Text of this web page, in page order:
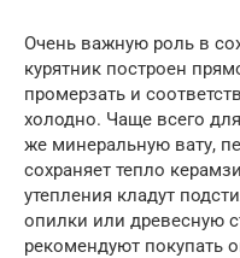
Очень важную роль в
курятник построен
промерзать и
холодно. Чаще всего
же минеральную вату,
сохраняет тепло
утепления кладут
опилки или древесную
рекомендуют покупать